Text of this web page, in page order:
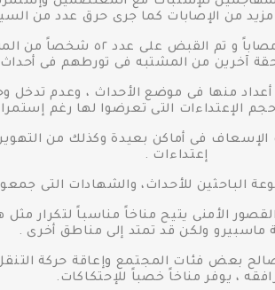
مزيد من الإصابات كما جرى حرق عدد من
وقد بلغ عدد المصابين طبقاً
آخرين من المشتبه فى تورطهم فى أحداث
منها فى موضع الأحداث ، وعدم تدخل
الإعتداءات التى تعرضوا لها رغم
فى أماكن بعيدة وكذلك من
إعتداءات .
الباحثين للأحداث، والشهادات التى
الأمنى يتيح مناخاً مناسباً لتكرار
ولكن قد تمتد إلى مناطق أخرى .
بعض فئات المجتمع وإعاقة حركة التنقل
، يوفر مناخاً خصباً للإحتكاكات.